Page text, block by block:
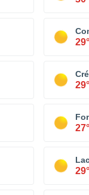
29°
29°
27°
29°